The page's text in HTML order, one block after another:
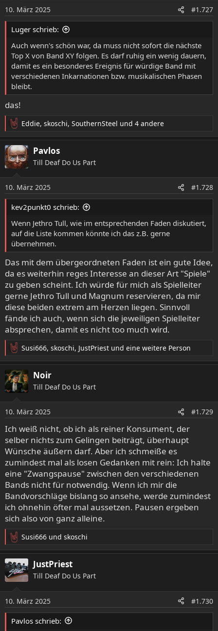
hatte, bevor wir über etliche weiteren Bands diskutieren.
Vieleicht findet Pavlos sogar noch die Zeit sowas
anzustoßen damit es einen "offiziellen" Charakter
bekommt. Könnte aber natürlich auch jemand anders
übernehmen....
Ps: Wenn Jethro Tull, wie im entsprechenden Faden
diskutiert, auf die Liste kommen könnte ich das z.B. gerne
übernehmen.
n
e
n
10. März 2025 #1.727
Luger schrieb:
Auch wenn's schön war, da muss nicht sofort die nächste
Top X von Band XY folgen. Es darf ruhig ein wenig dauern,
damit es ein besonderes Ereignis für würdige Band mit
verschiedenen Inkarnationen bzw. musikalischen Phasen
bleibt.
das!
R
e
a
k
t
n
e
n
Eddie, skoschi, SouthernSteel und 4 andere
Pavlos
Till Deaf Do Us Part
10. März 2025 #1.728
kev2punkt0 schrieb:
Wenn Jethro Tull, wie im entsprechenden Faden diskutiert,
auf die Liste kommen könnte ich das z.B. gerne
übernehmen.
Das mit dem übergeordneten Faden ist ein gute Idee,
da es weiterhin reges Interesse an dieser Art "Spiele"
zu geben scheint. Ich würde für mich als Spielleiter
gerne Jethro Tull und Magnum reservieren, da mir
diese beiden extrem am Herzen liegen. Sinnvoll
fände ich auch, wenn sich die jeweiligen Spielleiter
absprechen, damit es nicht too much wird.
R
e
a
k
t
n
e
n
:
Susi666, skoschi, JustPriest und eine weitere Person
Noir
Till Deaf Do Us Part
10. März 2025 #1.729
Ich weiß nicht, ob ich als reiner Konsument, der
selber nichts zum Gelingen beiträgt, überhaupt
Wünsche äußern darf. Aber ich schmeiße es
zumindest mal als losen Gedanken mit rein: Ich halte
eine "Zwangspause" zwischen den verschiedenen
Bands nicht für notwendig. Wenn ich mir die
Bandvorschläge bislang so ansehe, werde zumindest
ich ohnehin öfter mal aussetzen. Pausen ergeben
sich also von ganz alleine.
R
e
a
k
t
n
e
n
Susi666 und skoschi
JustPriest
Till Deaf Do Us Part
10. März 2025 #1.730
Pavlos schrieb: